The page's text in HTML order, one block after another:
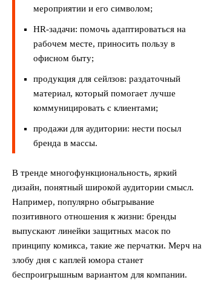
мероприятии и его символом;
HR-задачи: помочь адаптироваться на
рабочем месте, приносить пользу в
офисном быту;
продукция для сейлзов: раздаточный
материал, который помогает лучше
коммуницировать с клиентами;
продажи для аудитории: нести посыл
бренда в массы.
В тренде многофункциональность, яркий
дизайн, понятный широкой аудитории смысл.
Например, популярно обыгрывание
позитивного отношения к жизни: бренды
выпускают линейки защитных масок по
принципу комикса, такие же перчатки. Мерч на
злобу дня с каплей юмора станет
беспроигрышным вариантом для компании.